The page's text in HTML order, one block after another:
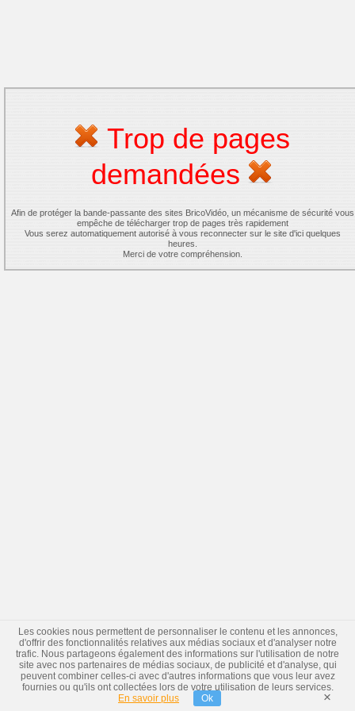
Trop de pages
demandées
Afin de protéger la bande-passante des sites BricoVidéo, un mécanisme de sécurité vous
empêche de télécharger trop de pages très rapidement
Vous serez automatiquement autorisé à vous reconnecter sur le site d'ici quelques
heures.
Merci de votre compréhension.
Les cookies nous permettent de personnaliser le contenu et les annonces,
d'offrir des fonctionnalités relatives aux médias sociaux et d'analyser notre
trafic. Nous partageons également des informations sur l'utilisation de notre
site avec nos partenaires de médias sociaux, de publicité et d'analyse, qui
peuvent combiner celles-ci avec d'autres informations que vous leur avez
fournies ou qu'ils ont collectées lors de votre utilisation de leurs services.
En savoir plus
Ok ×